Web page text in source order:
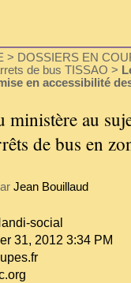
> DOSSIERS EN
de bus TISSAO >
en accessibilité
ministère au
de bus en
Jean Bouillaud
social
31, 2012 3:34 PM